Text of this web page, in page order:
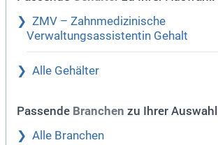
ZMV – Zahnmedizinische
Verwaltungsassistentin Gehalt
Alle Gehälter
Passende Branchen zu Ihrer
Alle Branchen